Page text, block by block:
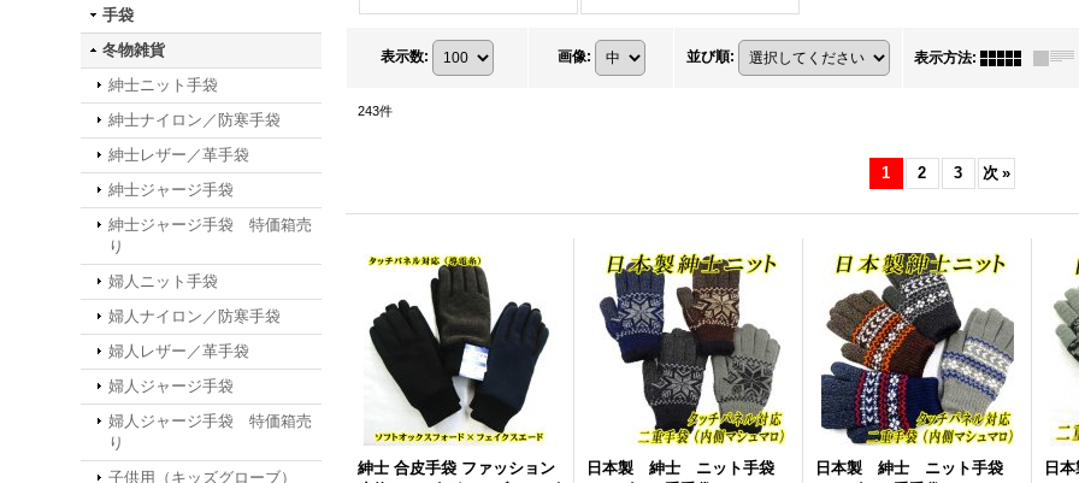
手袋
冬物雑貨
紳士ニット手袋
紳士ナイロン／防寒手袋
紳士レザー／革手袋
紳士ジャージ手袋
紳士ジャージ手袋 特価箱売
り
婦人ニット手袋
婦人ナイロン／防寒手袋
婦人レザー／革手袋
婦人ジャージ手袋
婦人ジャージ手袋 特価箱売
り
子供用（キッズグローブ）
表示数: 画像: 並び順: 表示方法:
243件
1 2 3 次 »
紳士 合皮手袋 ファッション
日本製 紳士 ニット手袋
日本製 紳士 ニット手袋
日